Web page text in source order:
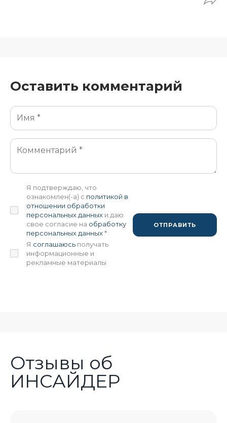
Оставить комментарий
Я подтверждаю, что
ознакомлен(-а) с политикой в
отношении обработки
персональных данных и даю
свое согласие на обработку
персональных данных*
Я соглашаюсь получать
информационные и
рекламные материалы
ОТПРАВИТЬ
Отзывы об
ИНСАЙДЕР